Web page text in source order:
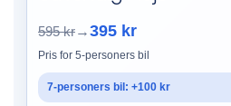
595 kr→395 kr
Pris for 5-personers bil
7-personers bil: +100 kr